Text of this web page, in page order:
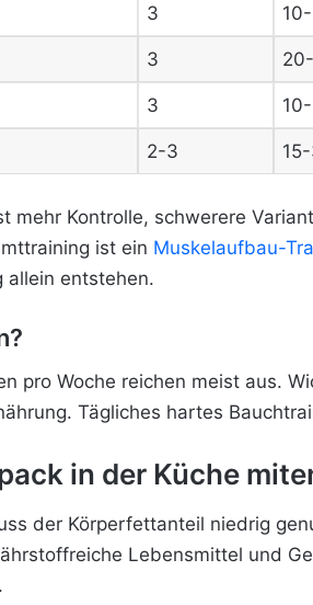
3
3
3
2-3
mehr Kontrolle, schwerere
ist ein Muskelaufbau-
allein entstehen.
pro Woche reichen meist aus.
Tägliches hartes
in der Küche
der Körperfettanteil niedrig
Lebensmittel und